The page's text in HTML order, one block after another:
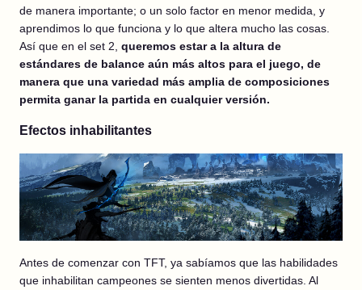
de manera importante; o un solo factor en menor medida, y
aprendimos lo que funciona y lo que altera mucho las cosas.
Así que en el set 2, queremos estar a la altura de
estándares de balance aún más altos para el juego, de
manera que una variedad más amplia de composiciones
permita ganar la partida en cualquier versión.
Efectos inhabilitantes
Antes de comenzar con TFT, ya sabíamos que las habilidades
que inhabilitan campeones se sienten menos divertidas. Al